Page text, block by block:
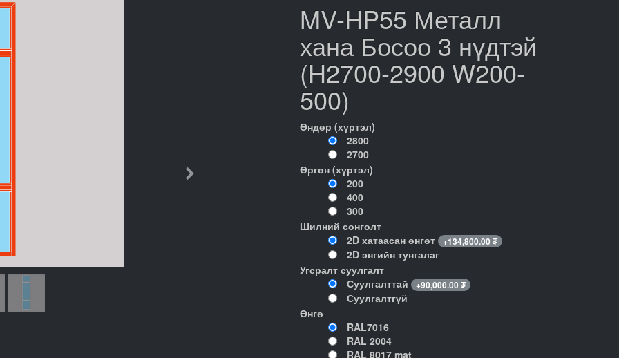
Дараачийн
MV-HP55 Металл
хана Босоо 3 нүдтэй
(H2700-2900 W200-
500)
Өндөр (хүртэл)
2800
2700
Өргөн (хүртэл)
200
400
300
Шилний сонголт
2D хатаасан өнгөт
+134,800.00 ₮
2D энгийн тунгалаг
Угсралт суулгалт
Суулгалттай
+90,000.00 ₮
Суулгалтгүй
Өнгө
RAL7016
RAL 2004
RAL 8017 mat